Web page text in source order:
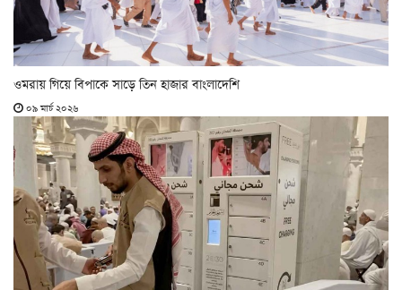
ওমরায় গিয়ে বিপাকে সাড়ে তিন হাজার বাংলাদেশি
০৯ মার্চ ২০২৬